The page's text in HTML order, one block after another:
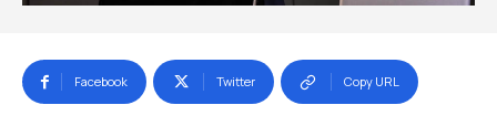
Facebook Twitter Copy URL